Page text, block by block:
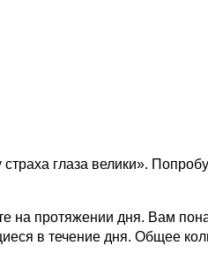
глаза велики».
на протяжении дня. Вам
в течение дня. Общее